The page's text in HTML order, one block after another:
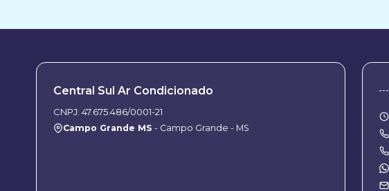
Central Sul Ar Condicionado
CNPJ: 47.675.486/0001-21
Campo Grande MS - Campo Grande - MS